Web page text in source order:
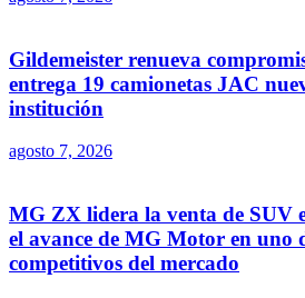
Gildemeister renueva
entrega 19 camionetas JAC
institución
MG ZX lidera la venta de SUV
el avance de MG Motor en uno
competitivos del mercado